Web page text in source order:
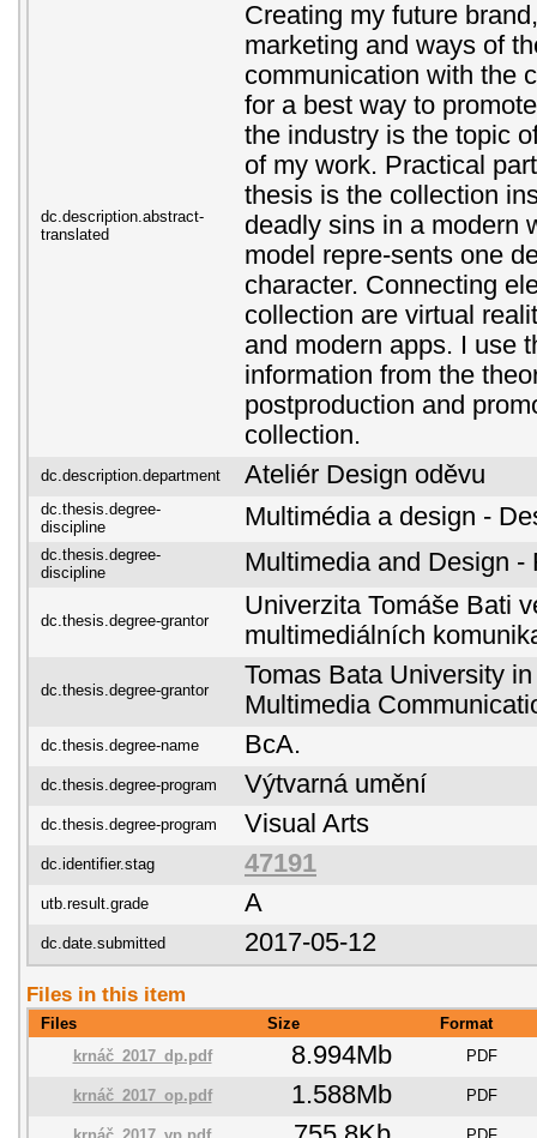
dc.description.abstract-
translated
Creating my future
marketing and ways of
communication with the
for a best way to
the industry is the topic
of my work. Practical
thesis is the collection
deadly sins in a modern
model repre-sents one
character. Connecting
collection are virtual
and modern apps. I use
information from the
postproduction and
collection.
dc.description.department Ateliér Design oděvu
dc.thesis.degree-
discipline
Multimédia a design -
dc.thesis.degree-
discipline
Multimedia and Design -
dc.thesis.degree-grantor
Univerzita Tomáše Bati
multimediálních
dc.thesis.degree-grantor
Tomas Bata University
Multimedia
dc.thesis.degree-name BcA.
dc.thesis.degree-program Výtvarná umění
dc.thesis.degree-program Visual Arts
dc.identifier.stag 47191
utb.result.grade A
dc.date.submitted 2017-05-12
Files in this item
Files Size
Format
krnáč_2017_dp.pdf
8.994Mb PDF
krnáč_2017_op.pdf 1.588Mb PDF